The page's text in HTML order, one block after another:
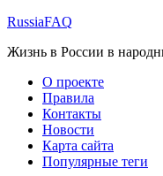
Перейти
содержимому
RussiaFAQ
Жизнь в России в
О проекте
Правила
Контакты
Новости
Карта сайта
Популярные теги